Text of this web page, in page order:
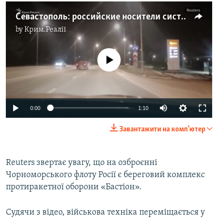
Севастополь: российские носители системы противоракетной обороны на дороге города (видео)
byКрим.Реалії
720p 1080p
No media source currently available
0:00 1:10
720p
Завантажити на комп'ютер
Reuters звертає увагу, що на озброєнні
Чорноморського флоту Росії є береговий комплекс
протиракетної оборони «Бастіон».
Судячи з відео, військова техніка переміщається у